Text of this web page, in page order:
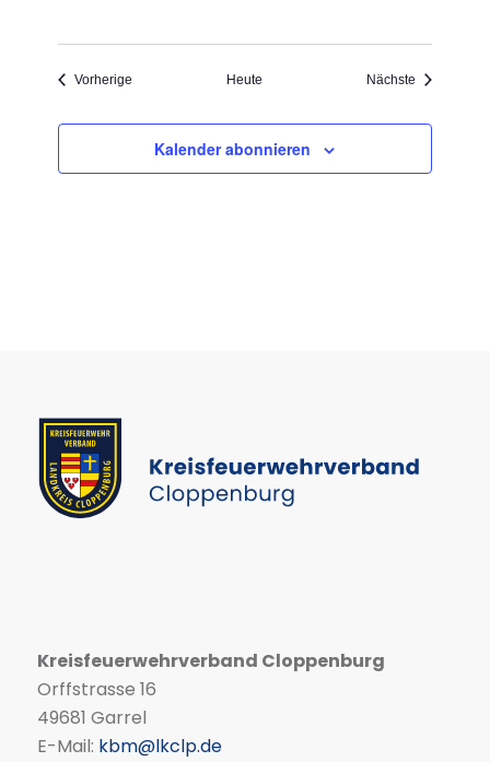
Vorherige VeranstaltungenHeute Nächste
Kalender abonnieren
Kreisfeuerwehrverband Cloppenburg
Orffstrasse 16
49681 Garrel
E-Mail: kbm@lkclp.de